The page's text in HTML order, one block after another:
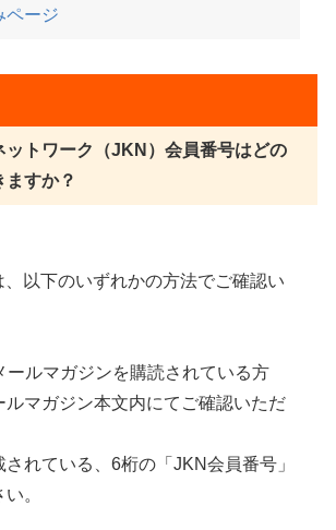
ページ
ットワーク（JKN）会員番号はどの
ますか？
以下のいずれかの方法でご確認い
ールマガジンを購読されている方
ルマガジン本文内にてご確認いただ
れている、6桁の「JKN会員番号」
。